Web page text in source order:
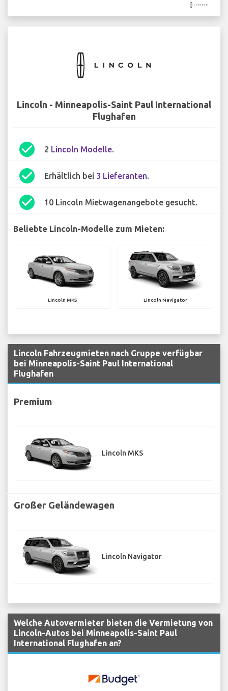
Lincoln - Minneapolis-Saint Paul International
Flughafen
check_circle 2 Lincoln Modelle.
check_circle Erhältlich bei 3 Lieferanten.
check_circle 10 Lincoln Mietwagenangebote gesucht.
Beliebte Lincoln-Modelle zum Mieten:
Lincoln MKS Lincoln Navigator
Lincoln Fahrzeugmieten nach Gruppe verfügbar
bei Minneapolis-Saint Paul International
Flughafen
Premium
Lincoln MKS
Großer Geländewagen
Lincoln Navigator
Welche Autovermieter bieten die Vermietung von
Lincoln-Autos bei Minneapolis-Saint Paul
International Flughafen an?